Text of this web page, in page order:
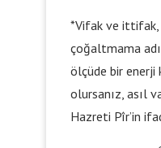
*Vifak ve ittifak,
çoğaltmama
ölçüde bir enerji
olursanız, asıl
Hazreti Pîr’in